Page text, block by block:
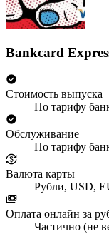
Bankcard
Стоимость выпуска
По тарифу
Обслуживание
По тарифу
Валюта карты
Рубли, USD,
Оплата онлайн за
Частично (не